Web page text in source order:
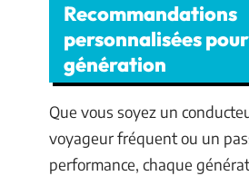
Recommandations
personnalisées
génération
Que vous soyez un
voyageur fréquent ou un
performance, chaque